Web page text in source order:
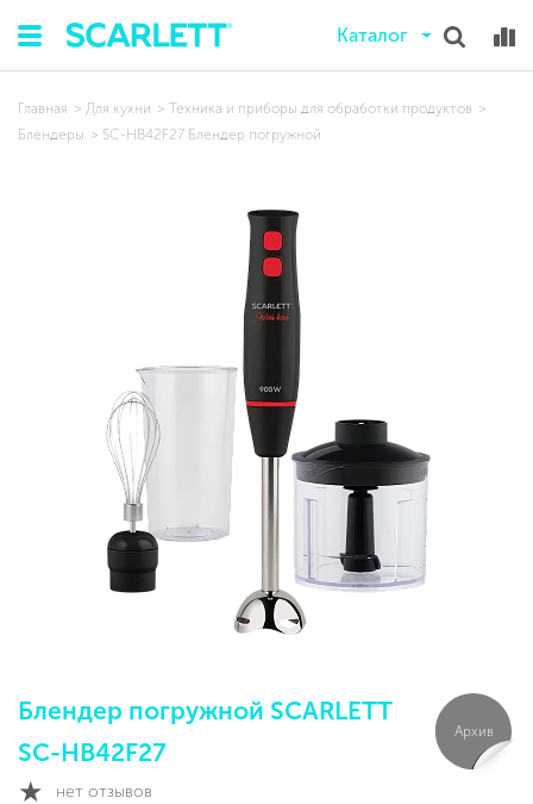
Каталог
Главная Для кухни
Техника и приборы для обработки продуктов
Блендеры
SC-HB42F27 Блендер погружной
Блендер погружной SCARLETT
SC-HB42F27
нет отзывов
Архив